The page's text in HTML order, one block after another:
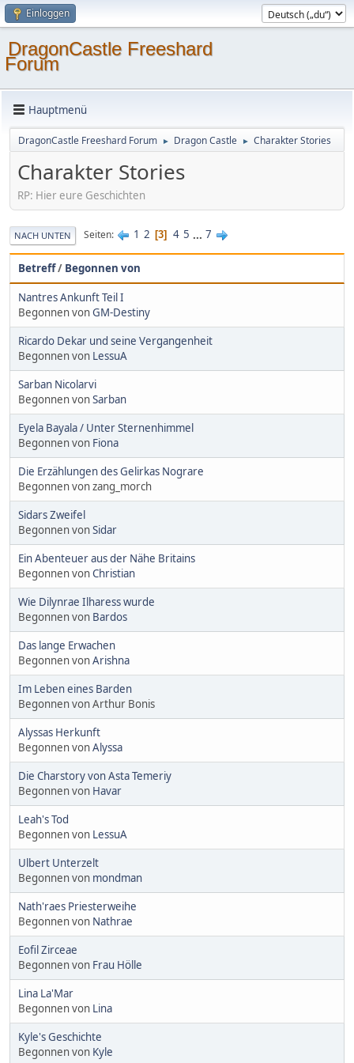
Einloggen
DragonCastle Freeshard
Forum
Hauptmenü
DragonCastle Freeshard Forum ► Dragon Castle ► Charakter Stories
Charakter Stories
RP: Hier eure Geschichten
NACH UNTEN Seiten 1 2 3 4 5 ... 7
Betreff/ Begonnen von
Nantres Ankunft Teil I
Begonnen vonGM-Destiny
Ricardo Dekar und seine Vergangenheit
Begonnen von LessuA
Sarban Nicolarvi
Begonnen vonSarban
Eyela Bayala / Unter Sternenhimmel
Begonnen von Fiona
Die Erzählungen des Gelirkas Nograre
Begonnen von zang_morch
Sidars Zweifel
Begonnen vonSidar
Ein Abenteuer aus der Nähe Britains
Begonnen vonChristian
Wie Dilynrae Ilharess wurde
Begonnen von Bardos
Das lange Erwachen
Begonnen vonArishna
Im Leben eines Barden
Begonnen von Arthur Bonis
Alyssas Herkunft
Begonnen vonAlyssa
Die Charstory von Asta Temeriy
Begonnen von Havar
Leah's Tod
Begonnen von LessuA
Ulbert Unterzelt
Begonnen von mondman
Nath'raes Priesterweihe
Begonnen von Nathrae
Eofil Zirceae
Begonnen von Frau Hölle
Lina La'Mar
Begonnen von Lina
Kyle's Geschichte
Begonnen von Kyle